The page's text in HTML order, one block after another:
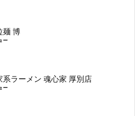
麺 博
ー
系ラーメン 魂心家 厚別店
ー